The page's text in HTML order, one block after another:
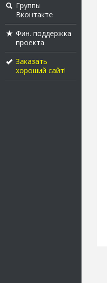
Группы
Вконтакте
Фин. поддержка
проекта
Заказать
хороший сайт!